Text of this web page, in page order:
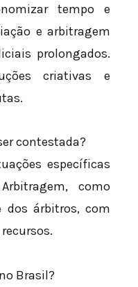
tempo e
e arbitragem
prolongados.
criativas e
contestada?
específicas
como
dos árbitros, com
Brasil?